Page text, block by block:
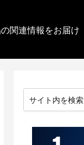
関連情報をお届け